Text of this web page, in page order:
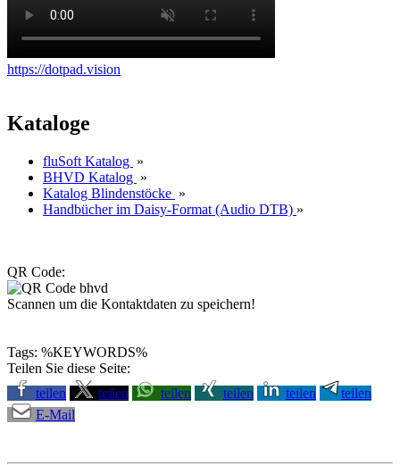
https://dotpad.vision
Kataloge
fluSoft Katalog »
BHVD Katalog »
Katalog Blindenstöcke »
Handbücher im Daisy-Format (Audio DTB) »
QR Code:
Scannen um die Kontaktdaten zu speichern!
Tags: %KEYWORDS%
Teilen Sie diese Seite:
teilen
teilen teilen teilen teilen
teilen
E-Mail